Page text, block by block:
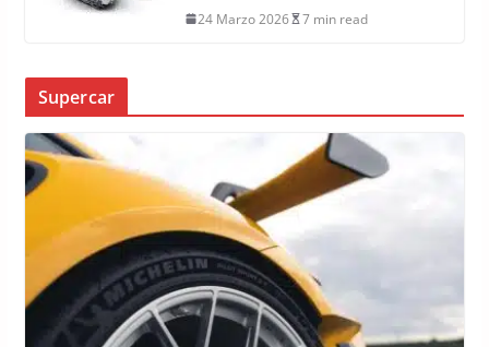
24 Marzo 2026 7 min read
Supercar